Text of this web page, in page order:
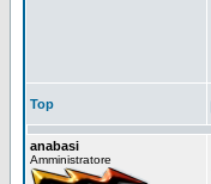
Top
anabasi
Amministratore